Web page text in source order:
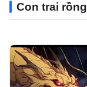
Con trai rồng